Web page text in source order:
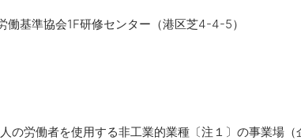
働基準協会1F研修センター（港区芝4-4-5）
の労働者を使用する非工業的業種〔注１〕の事業場